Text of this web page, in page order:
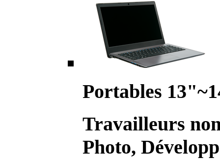
Portables
Travailleurs
Photo,